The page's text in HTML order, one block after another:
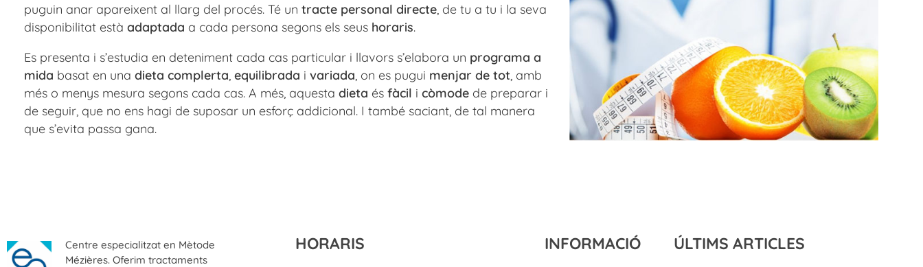
puguin anar apareixent al llarg del procés. Té un tracte personal directe, de tu a tu i la seva
disponibilitat està adaptada a cada persona segons els seus horaris.
Es presenta i s’estudia en deteniment cada cas particular i llavors s’elabora un programa a
mida basat en una dieta complerta, equilibrada i variada, on es pugui menjar de tot, amb
més o menys mesura segons cada cas. A més, aquesta dieta és fàcil i còmode de preparar i
de seguir, que no ens hagi de suposar un esforç addicional. I també saciant, de tal manera
que s’evita passa gana.
Centre especialitzat en Mètode
Mézières. Oferim tractaments
HORARIS INFORMACIÓ ÚLTIMS ARTICLES